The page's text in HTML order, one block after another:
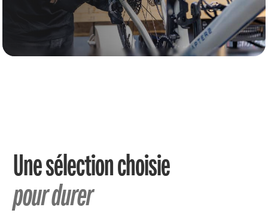
Une sélection choisie
pour durer